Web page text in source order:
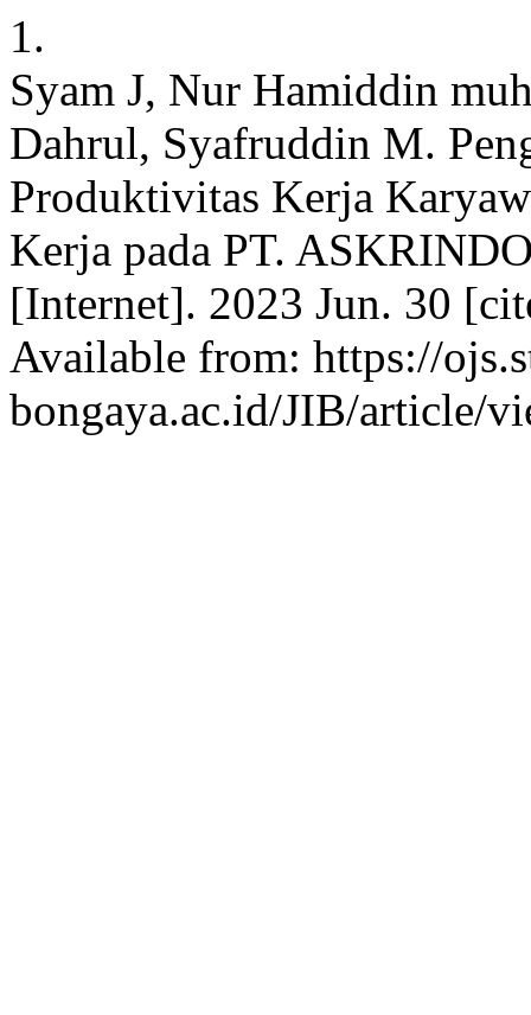
1.
Syam J, Nur Hamiddin
Dahrul, Syafruddin M.
Produktivitas Kerja
Kerja pada PT.
[Internet]. 2023 Jun. 30
Available from: https://
bongaya.ac.id/JIB/article/